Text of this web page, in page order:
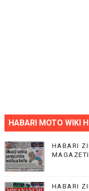
HABARI MOTO WIKI
HABARI
HABARI